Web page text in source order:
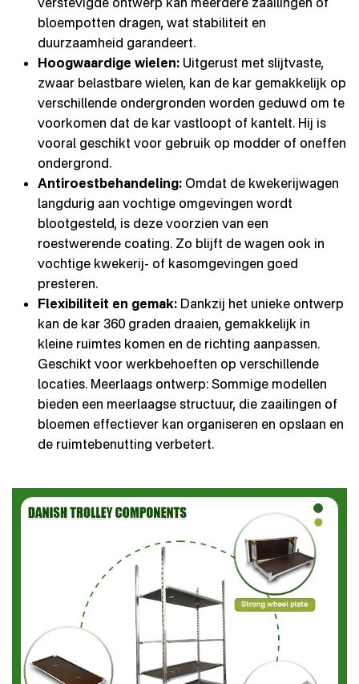
bloempotten dragen, wat stabiliteit en
duurzaamheid garandeert.
Hoogwaardige wielen: Uitgerust met slijtvaste,
zwaar belastbare wielen, kan de kar gemakkelijk op
verschillende ondergronden worden geduwd om te
voorkomen dat de kar vastloopt of kantelt. Hij is
vooral geschikt voor gebruik op modder of oneffen
ondergrond.
Antiroestbehandeling: Omdat de kwekerijwagen
langdurig aan vochtige omgevingen wordt
blootgesteld, is deze voorzien van een
roestwerende coating. Zo blijft de wagen ook in
vochtige kwekerij- of kasomgevingen goed
presteren.
Flexibiliteit en gemak: Dankzij het unieke ontwerp
kan de kar 360 graden draaien, gemakkelijk in
kleine ruimtes komen en de richting aanpassen.
Geschikt voor werkbehoeften op verschillende
locaties. Meerlaags ontwerp: Sommige modellen
bieden een meerlaagse structuur, die zaailingen of
bloemen effectiever kan organiseren en opslaan en
de ruimtebenutting verbetert.